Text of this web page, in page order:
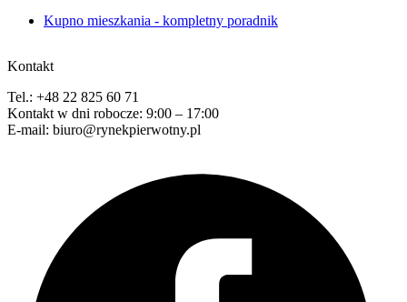
Kupno mieszkania - kompletny poradnik
Kontakt
Tel.: +48 22 825 60 71
Kontakt w dni robocze: 9:00 – 17:00
E-mail: biuro@rynekpierwotny.pl